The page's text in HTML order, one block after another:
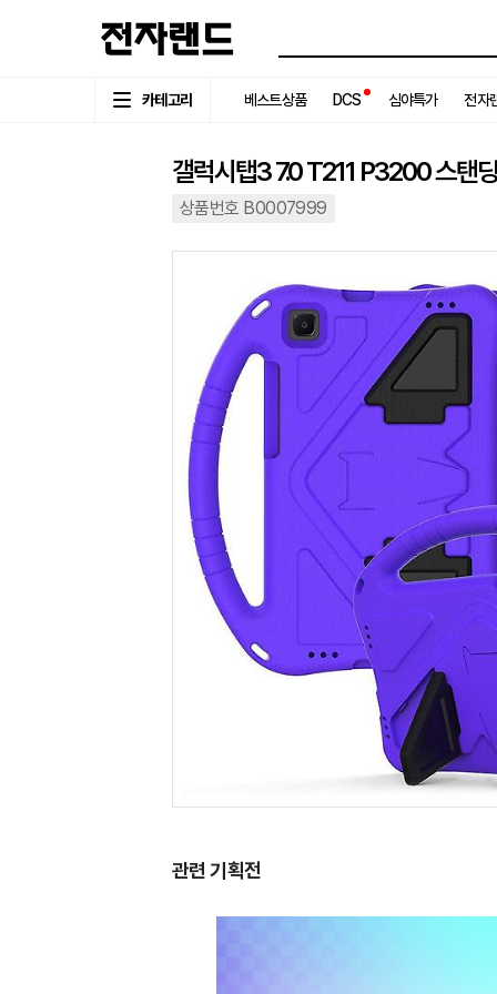
카테고리 베스트상품 DCS 심야특가 전자
갤럭시탭3 7.0 T211 P3200 스탠
상품번호 B0007999
관련 기획전